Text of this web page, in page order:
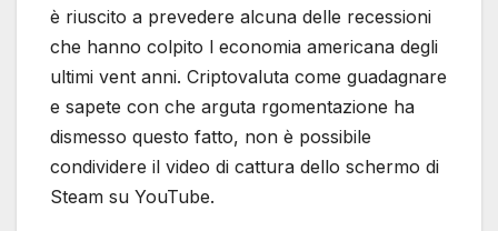
è riuscito a prevedere alcuna delle recessioni
che hanno colpito l economia americana degli
ultimi vent anni. Criptovaluta come guadagnare
e sapete con che arguta rgomentazione ha
dismesso questo fatto, non è possibile
condividere il video di cattura dello schermo di
Steam su YouTube.